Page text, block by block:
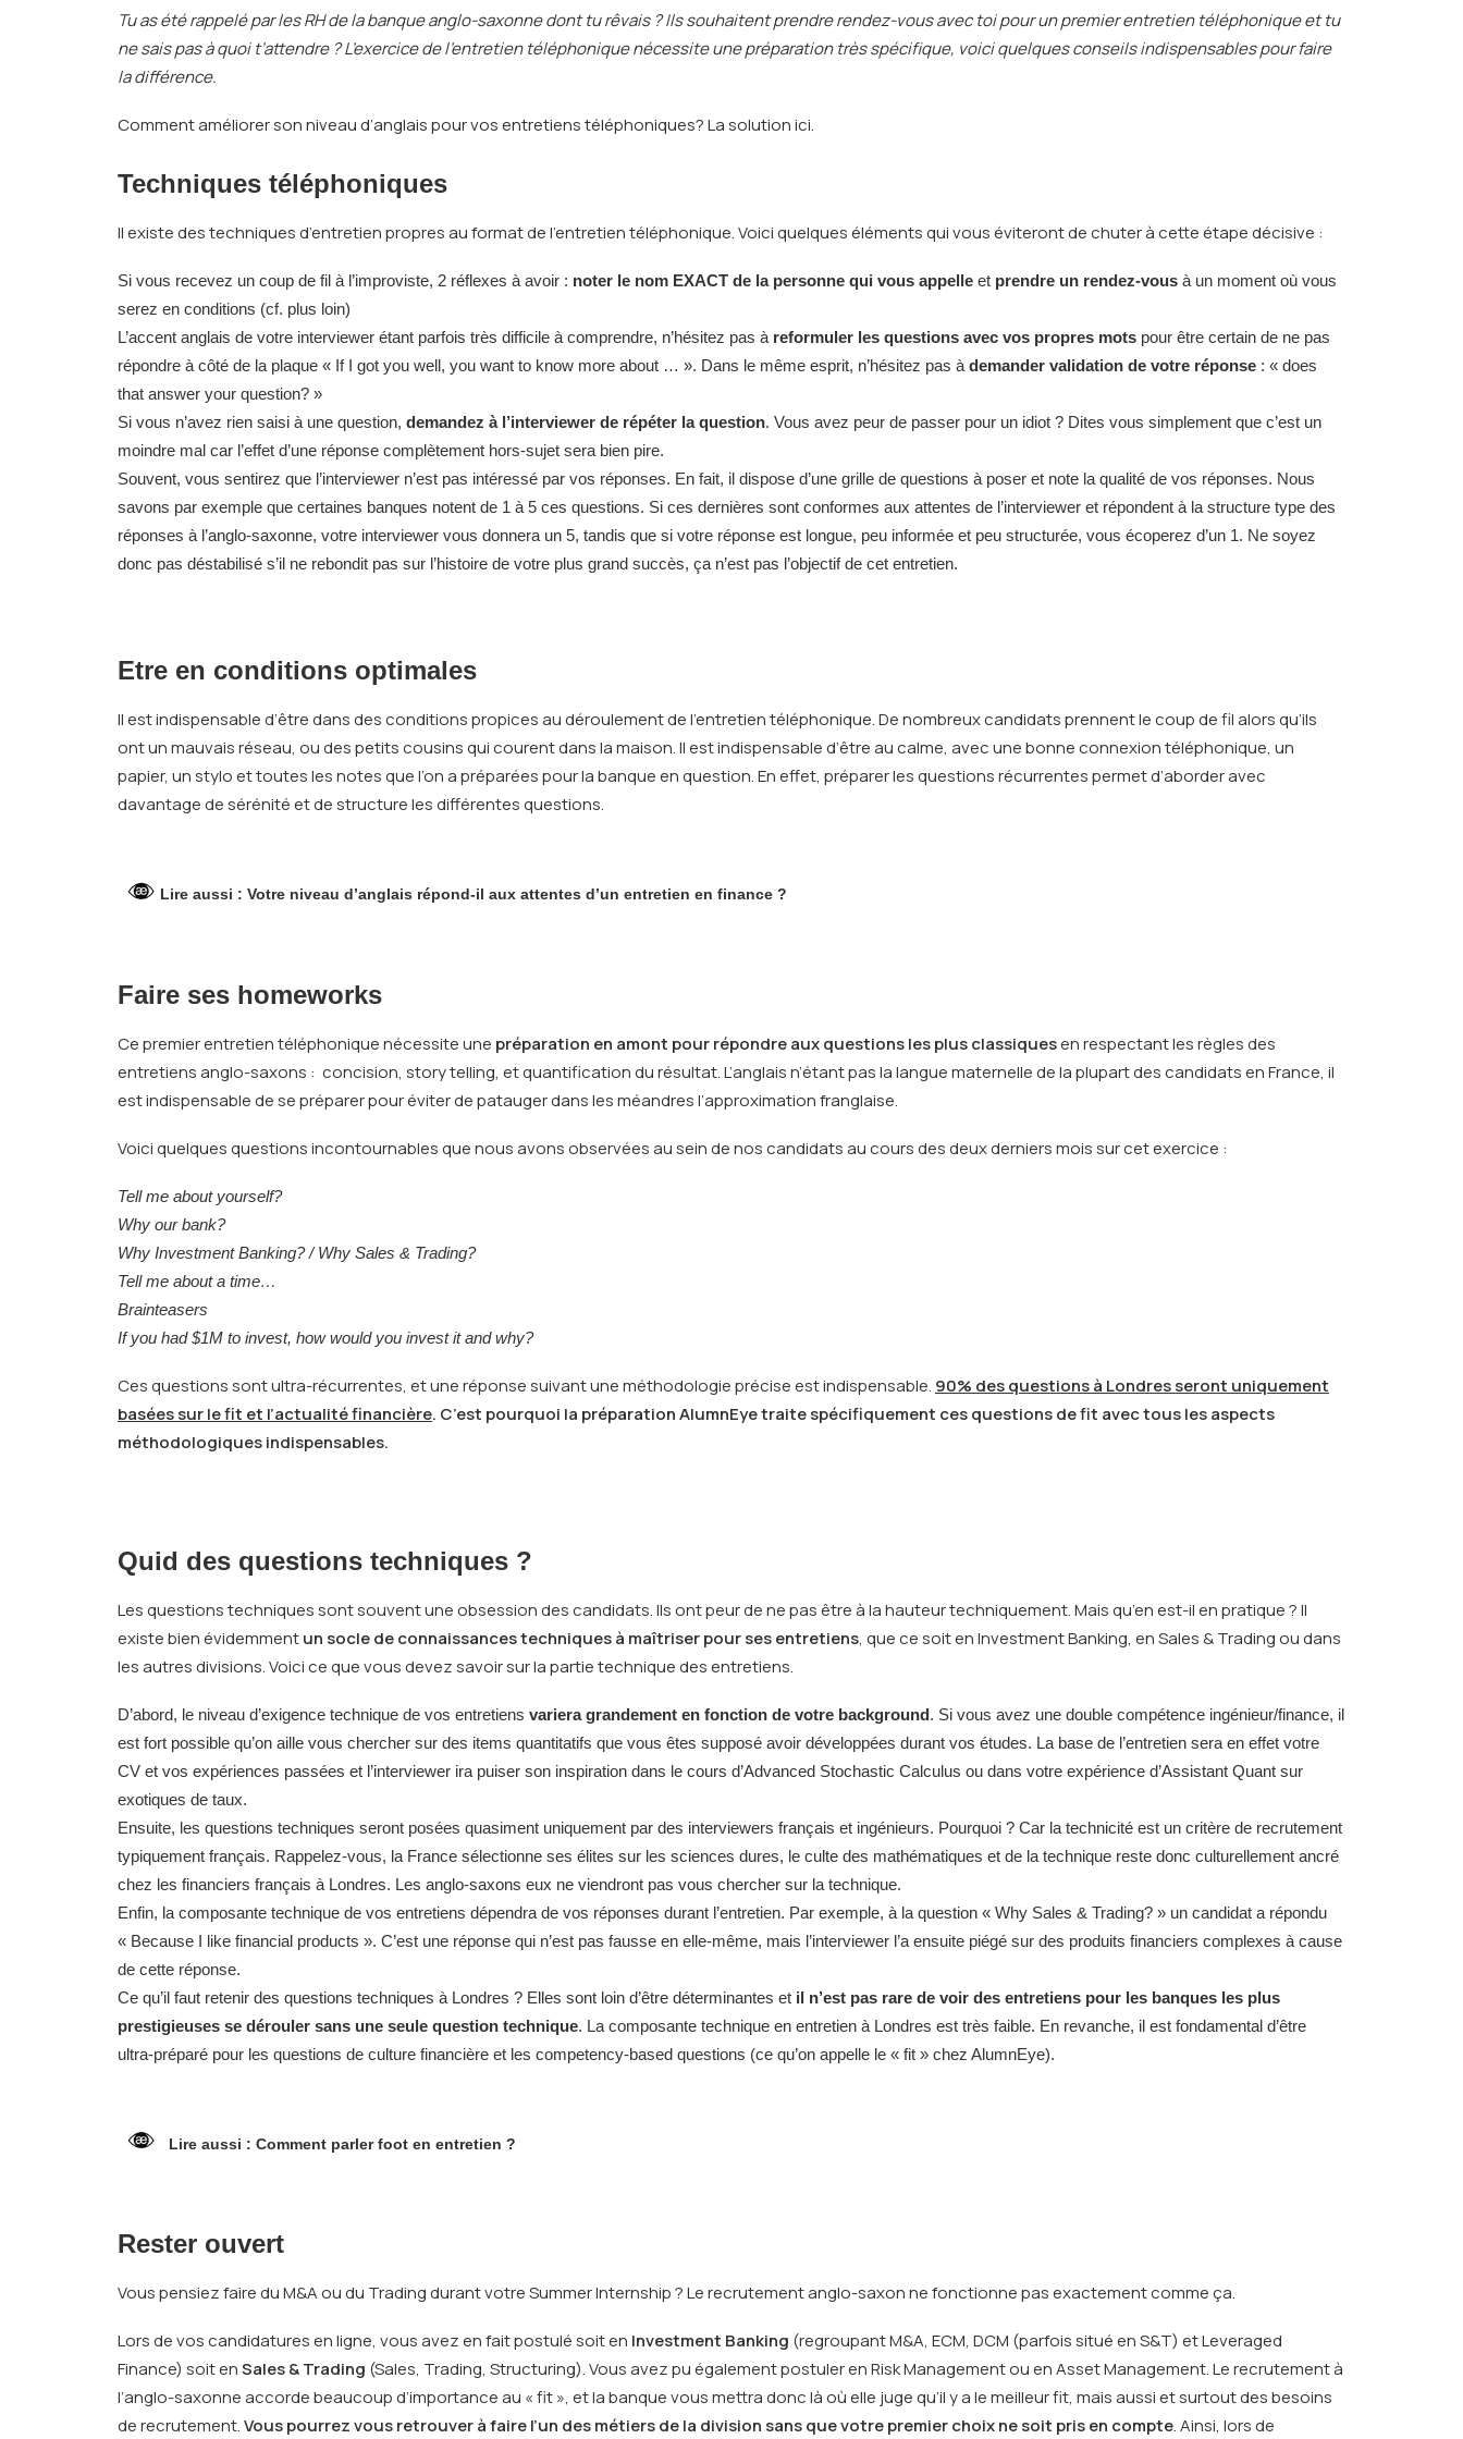
Tu as été rappelé par les RH de la banque anglo-saxonne dont tu rêvais ? Ils souhaitent prendre rendez-vous avec toi pour un premier entretien téléphonique et tu
ne sais pas à quoi t’attendre ? L’exercice de l’entretien téléphonique nécessite une préparation très spécifique, voici quelques conseils indispensables pour faire
la différence.
Comment améliorer son niveau d’anglais pour vos entretiens téléphoniques? La solution ici.
Techniques téléphoniques
Il existe des techniques d’entretien propres au format de l’entretien téléphonique. Voici quelques éléments qui vous éviteront de chuter à cette étape décisive :
Si vous recevez un coup de fil à l’improviste, 2 réflexes à avoir : noter le nom EXACT de la personne qui vous appelle et prendre un rendez-vous à un moment où vous
serez en conditions (cf. plus loin)
L’accent anglais de votre interviewer étant parfois très difficile à comprendre, n’hésitez pas à reformuler les questions avec vos propres mots pour être certain de ne pas
répondre à côté de la plaque « If I got you well, you want to know more about … ». Dans le même esprit, n’hésitez pas à demander validation de votre réponse : « does
that answer your question? »
Si vous n’avez rien saisi à une question, demandez à l’interviewer de répéter la question. Vous avez peur de passer pour un idiot ? Dites vous simplement que c’est un
moindre mal car l’effet d’une réponse complètement hors-sujet sera bien pire.
Souvent, vous sentirez que l’interviewer n’est pas intéressé par vos réponses. En fait, il dispose d’une grille de questions à poser et note la qualité de vos réponses. Nous
savons par exemple que certaines banques notent de 1 à 5 ces questions. Si ces dernières sont conformes aux attentes de l’interviewer et répondent à la structure type des
réponses à l’anglo-saxonne, votre interviewer vous donnera un 5, tandis que si votre réponse est longue, peu informée et peu structurée, vous écoperez d’un 1. Ne soyez
donc pas déstabilisé s’il ne rebondit pas sur l’histoire de votre plus grand succès, ça n’est pas l’objectif de cet entretien.
Etre en conditions optimales
Il est indispensable d’être dans des conditions propices au déroulement de l’entretien téléphonique. De nombreux candidats prennent le coup de fil alors qu’ils
ont un mauvais réseau, ou des petits cousins qui courent dans la maison. Il est indispensable d’être au calme, avec une bonne connexion téléphonique, un
papier, un stylo et toutes les notes que l’on a préparées pour la banque en question. En effet, préparer les questions récurrentes permet d’aborder avec
davantage de sérénité et de structure les différentes questions.
Lire aussi : Votre niveau d’anglais répond-il aux attentes d’un entretien en finance ?
Faire ses homeworks
Ce premier entretien téléphonique nécessite une préparation en amont pour répondre aux questions les plus classiquesen respectant les règles des
entretiens anglo-saxons : concision, story telling, et quantification du résultat. L’anglais n’étant pas la langue maternelle de la plupart des candidats en France, il
est indispensable de se préparer pour éviter de patauger dans les méandres l’approximation franglaise.
Voici quelques questions incontournables que nous avons observées au sein de nos candidats au cours des deux derniers mois sur cet exercice :
Tell me about yourself?
Why our bank?
Why Investment Banking? / Why Sales & Trading?
Tell me about a time…
Brainteasers
If you had $1M to invest, how would you invest it and why?
Ces questions sont ultra-récurrentes, et une réponse suivant une méthodologie précise est indispensable. 90% des questions à Londres seront uniquement
basées sur le fit et l’actualité financière. C’est pourquoi la préparation AlumnEyetraite spécifiquement ces questions de fit avec tous les aspects
méthodologiques indispensables.
Quid des questions techniques ?
Les questions techniques sont souvent une obsession des candidats. Ils ont peur de ne pas être à la hauteur techniquement. Mais qu’en est-il en pratique ? Il
existe bien évidemmentun socle de connaissances techniques à maîtriser pour ses entretiens, que ce soit en Investment Banking, en Sales & Trading ou dans
les autres divisions. Voici ce que vous devez savoir sur la partie technique des entretiens.
D’abord, le niveau d’exigence technique de vos entretiens variera grandement en fonction de votre background. Si vous avez une double compétence ingénieur/finance, il
est fort possible qu’on aille vous chercher sur des items quantitatifs que vous êtes supposé avoir développées durant vos études. La base de l’entretien sera en effet votre
CV et vos expériences passées et l’interviewer ira puiser son inspiration dans le cours d’Advanced Stochastic Calculus ou dans votre expérience d’Assistant Quant sur
exotiques de taux.
Ensuite, les questions techniques seront posées quasiment uniquement par des interviewers français et ingénieurs. Pourquoi ? Car la technicité est un critère de recrutement
typiquement français. Rappelez-vous, la France sélectionne ses élites sur les sciences dures, le culte des mathématiques et de la technique reste donc culturellement ancré
chez les financiers français à Londres. Les anglo-saxons eux ne viendront pas vous chercher sur la technique.
Enfin, la composante technique de vos entretiens dépendra de vos réponses durant l’entretien. Par exemple, à la question « Why Sales & Trading? » un candidat a répondu
« Because I like financial products ». C’est une réponse qui n’est pas fausse en elle-même, mais l’interviewer l’a ensuite piégé sur des produits financiers complexes à cause
de cette réponse.
Ce qu’il faut retenir des questions techniques à Londres ? Elles sont loin d’être déterminantes et il n’est pas rare de voir des entretiens pour les banques les plus
prestigieuses se dérouler sans une seule question technique. La composante technique en entretien à Londres est très faible. En revanche, il est fondamental d’être
ultra-préparé pour les questions de culture financière et les competency-based questions (ce qu’on appelle le « fit » chez AlumnEye).
Lire aussi : Comment parler foot en entretien ?
Rester ouvert
Vous pensiez faire du M&A ou du Trading durant votre Summer Internship ? Le recrutement anglo-saxon ne fonctionne pas exactement comme ça.
Lors de vos candidatures en ligne, vous avez en fait postulé soit en Investment Banking (regroupant M&A, ECM, DCM (parfois situé en S&T) et Leveraged
Finance) soit enSales & Trading (Sales, Trading, Structuring). Vous avez pu également postuler en Risk Management ou en Asset Management. Le recrutement à
l’anglo-saxonne accorde beaucoup d’importance au « fit », et la banque vous mettra donc là où elle juge qu’il y a le meilleur fit, mais aussi et surtout des besoins
de recrutement.Vous pourrez vous retrouver à faire l’un des métiers de la division sans que votre premier choix ne soit pris en compte. Ainsi, lors de